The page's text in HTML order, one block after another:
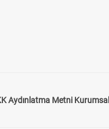
Aydınlatma Metni Kurumsal